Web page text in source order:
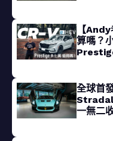
【
算嗎？
全球首
一無二